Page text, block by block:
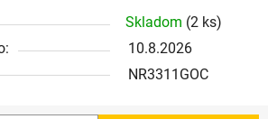
Skladom (2 ks)
10.8.2026
NR3311GOC